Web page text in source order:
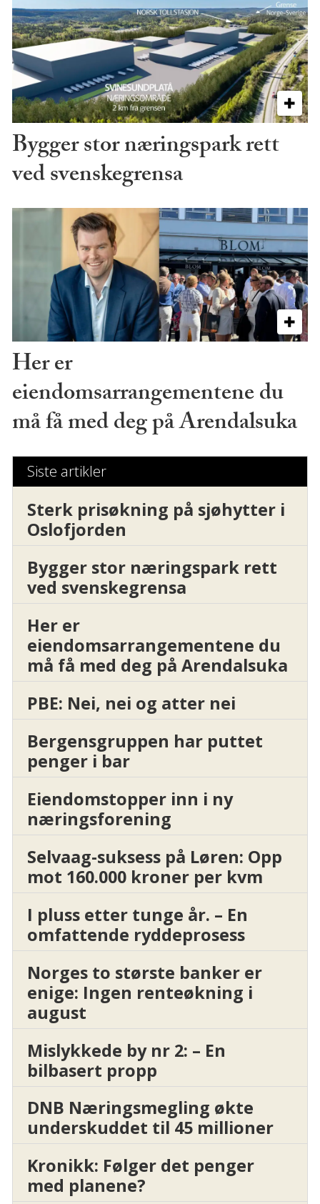
Bygger stor næringspark rett
ved svenskegrensa
Her er
eiendomsarrangementene du
må få med deg på Arendalsuka
Siste artikler
Sterk prisøkning på sjøhytter i
Oslofjorden
Bygger stor næringspark rett
ved svenskegrensa
Her er
eiendomsarrangementene du
må få med deg på Arendalsuka
PBE: Nei, nei og atter nei
Bergensgruppen har puttet
penger i bar
Eiendomstopper inn i ny
næringsforening
Selvaag-suksess på Løren: Opp
mot 160.000 kroner per kvm
I pluss etter tunge år. – En
omfattende ryddeprosess
Norges to største banker er
enige: Ingen renteøkning i
august
Mislykkede by nr 2: – En
bilbasert propp
DNB Næringsmegling økte
underskuddet til 45 millioner
Kronikk: Følger det penger
med planene?